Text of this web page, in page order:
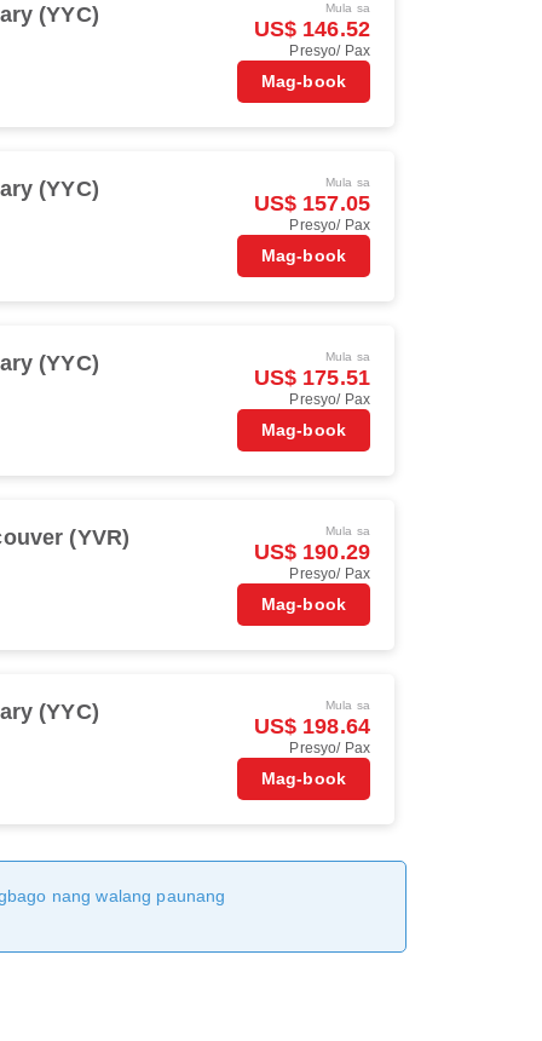
(YYC) Mula sa
US$ 146.52
Presyo/ Pax
Mag-book
(YYC) Mula sa
US$ 157.05
Presyo/ Pax
Mag-book
(YYC) Mula sa
US$ 175.51
Presyo/ Pax
Mag-book
(YVR) Mula sa
US$ 190.29
Presyo/ Pax
Mag-book
(YYC) Mula sa
US$ 198.64
Presyo/ Pax
Mag-book
nang walang paunang